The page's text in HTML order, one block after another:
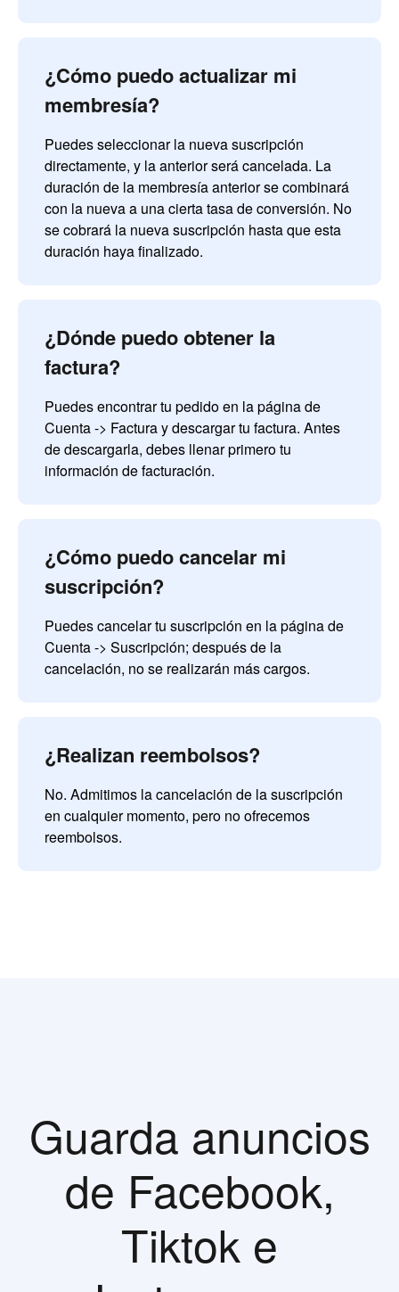
¿Cómo puedo actualizar mi
membresía?
Puedes seleccionar la nueva suscripción
directamente, y la anterior será cancelada. La
duración de la membresía anterior se combinará
con la nueva a una cierta tasa de conversión. No
se cobrará la nueva suscripción hasta que esta
duración haya finalizado.
¿Dónde puedo obtener la
factura?
Puedes encontrar tu pedido en la página de
Cuenta -> Factura y descargar tu factura. Antes
de descargarla, debes llenar primero tu
información de facturación.
¿Cómo puedo cancelar mi
suscripción?
Puedes cancelar tu suscripción en la página de
Cuenta -> Suscripción; después de la
cancelación, no se realizarán más cargos.
¿Realizan reembolsos?
No. Admitimos la cancelación de la suscripción
en cualquier momento, pero no ofrecemos
reembolsos.
Guarda anuncios
de Facebook,
Tiktok e